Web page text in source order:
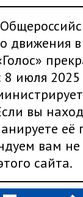
движения
8 июля
вы
её
вам не
сайта.